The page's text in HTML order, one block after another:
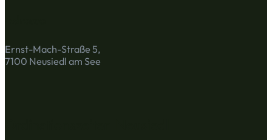
Ernst-Mach-Straße 5,
7100 Neusiedl am See